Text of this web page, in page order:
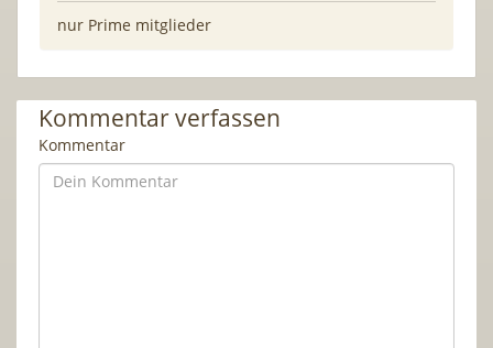
nur Prime mitglieder
Kommentar verfassen
Kommentar